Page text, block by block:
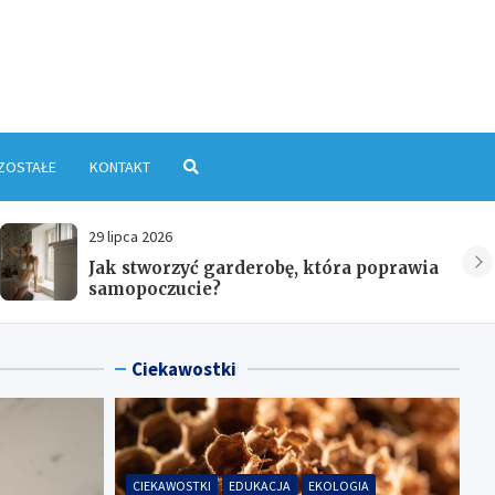
KONTAKT
31 lipca 2026
Co można kupić dziewczynie na
urodziny – ciekawe inspiracje
Ciekawostki
CIEKAWOSTKI EDUKACJA
EKOLOGIA